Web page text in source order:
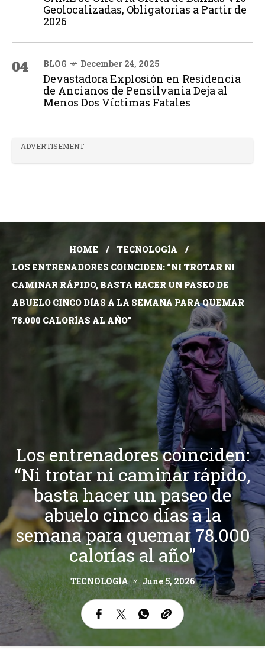
Geolocalizadas, Obligatorias a Partir de
2026
04 BLOG December 24, 2025
Devastadora Explosión en Residencia
de Ancianos de Pensilvania Deja al
Menos Dos Víctimas Fatales
ADVERTISEMENT
HOME
TECNOLOGÍA
LOS ENTRENADORES COINCIDEN: “NI TROTAR NI
CAMINAR RÁPIDO, BASTA HACER UN PASEO DE
ABUELO CINCO DÍAS A LA SEMANA PARA QUEMAR
78.000 CALORÍAS AL AÑO”
Los entrenadores coinciden:
“Ni trotar ni caminar rápido,
basta hacer un paseo de
abuelo cinco días a la
semana para quemar 78.000
calorías al año”
TECNOLOGÍA June 5, 2026